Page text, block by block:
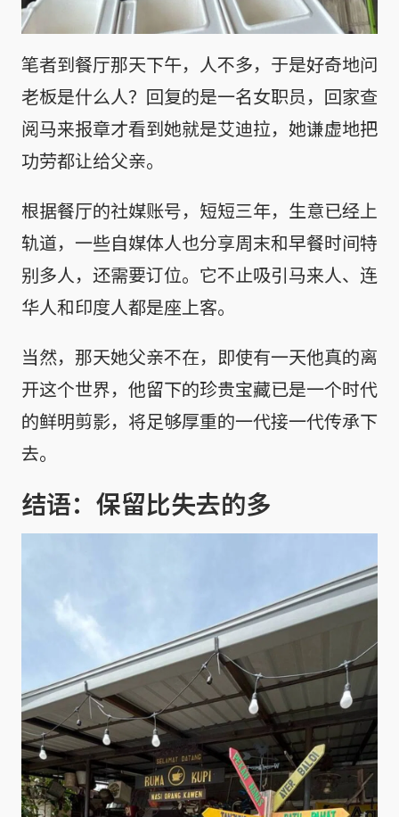
笔者到餐厅那天下午，人不多，于是好奇地问
老板是什么人？回复的是一名女职员，回家查
阅马来报章才看到她就是艾迪拉，她谦虚地把
功劳都让给父亲。
根据餐厅的社媒账号，短短三年，生意已经上
轨道，一些自媒体人也分享周末和早餐时间特
别多人，还需要订位。它不止吸引马来人、连
华人和印度人都是座上客。
当然，那天她父亲不在，即使有一天他真的离
开这个世界，他留下的珍贵宝藏已是一个时代
的鲜明剪影，将足够厚重的一代接一代传承下
去。
结语：保留比失去的多